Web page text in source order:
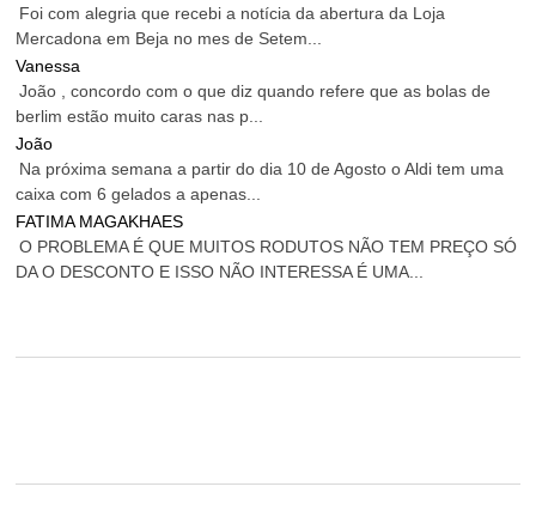
Foi com alegria que recebi a notícia da abertura da Loja
Mercadona em Beja no mes de Setem...
Vanessa
João , concordo com o que diz quando refere que as bolas de
berlim estão muito caras nas p...
João
Na próxima semana a partir do dia 10 de Agosto o Aldi tem uma
caixa com 6 gelados a apenas...
FATIMA MAGAKHAES
O PROBLEMA É QUE MUITOS RODUTOS NÃO TEM PREÇO SÓ
DA O DESCONTO E ISSO NÃO INTERESSA É UMA...